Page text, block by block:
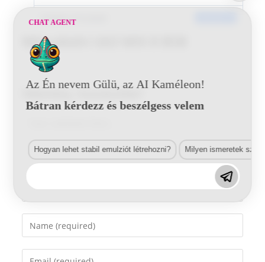
Utoljára frissített
Mitsubishi U63 MIX 8 BSB
Vélemény, hozzászólás?
Enter
your
name
Enter
CHAT AGENT
Az Én nevem Gülü, az AI Kaméleon!
Bátran kérdezz és beszélgess velem
Hogyan lehet stabil emulziót létrehozni? Milyen ismeretek